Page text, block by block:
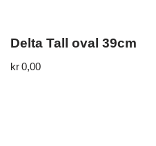
Delta Tall oval 39cm
kr0,00